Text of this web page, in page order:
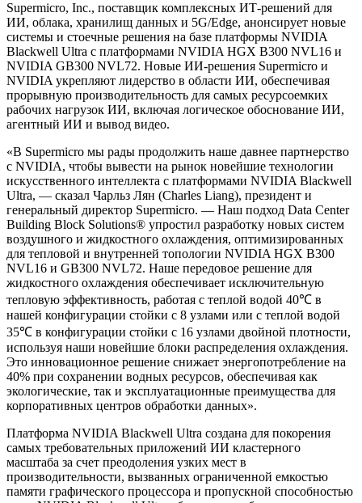
Supermicro, Inc., поставщик комплексных ИТ-решений для
ИИ, облака, хранилищ данных и 5G/Edge, анонсирует новые
системы и стоечные решения на базе платформы NVIDIA
Blackwell Ultra с платформами NVIDIA HGX B300 NVL16 и
NVIDIA GB300 NVL72. Новые ИИ-решения Supermicro и
NVIDIA укрепляют лидерство в области ИИ, обеспечивая
прорывную производительность для самых ресурсоемких
рабочих нагрузок ИИ, включая логическое обоснование ИИ,
агентный ИИ и вывод видео.
«В Supermicro мы рады продолжить наше давнее партнерство
с NVIDIA, чтобы вывести на рынок новейшие технологии
искусственного интеллекта с платформами NVIDIA Blackwell
Ultra, — сказал Чарльз Лян (Charles Liang), президент и
генеральный директор Supermicro. — Наш подход Data Center
Building Block Solutions® упростил разработку новых систем
воздушного и жидкостного охлаждения, оптимизированных
для тепловой и внутренней топологии NVIDIA HGX B300
NVL16 и GB300 NVL72. Наше передовое решение для
жидкостного охлаждения обеспечивает исключительную
тепловую эффективность, работая с теплой водой 40℃ в
нашей конфигурации стойки с 8 узлами или с теплой водой
35℃ в конфигурации стойки с 16 узлами двойной плотности,
используя наши новейшие блоки распределения охлаждения.
Это инновационное решение снижает энергопотребление на
40% при сохранении водных ресурсов, обеспечивая как
экологические, так и эксплуатационные преимущества для
корпоративных центров обработки данных».
Платформа NVIDIA Blackwell Ultra создана для покорения
самых требовательных приложений ИИ кластерного
масштаба за счет преодоления узких мест в
производительности, вызванных ограниченной емкостью
памяти графического процессора и пропускной способностью